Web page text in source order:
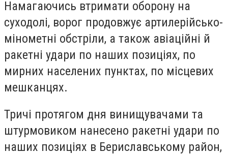
Намагаючись втримати оборону на
суходолі, ворог продовжує артилерійсько-
мінометні обстріли, а також авіаційні й
ракетні удари по наших позиціях, по
мирних населених пунктах, по місцевих
мешканцях.
Тричі протягом дня винищувачами та
штурмовиком нанесено ракетні удари по
наших позиціях в Бериславському район,